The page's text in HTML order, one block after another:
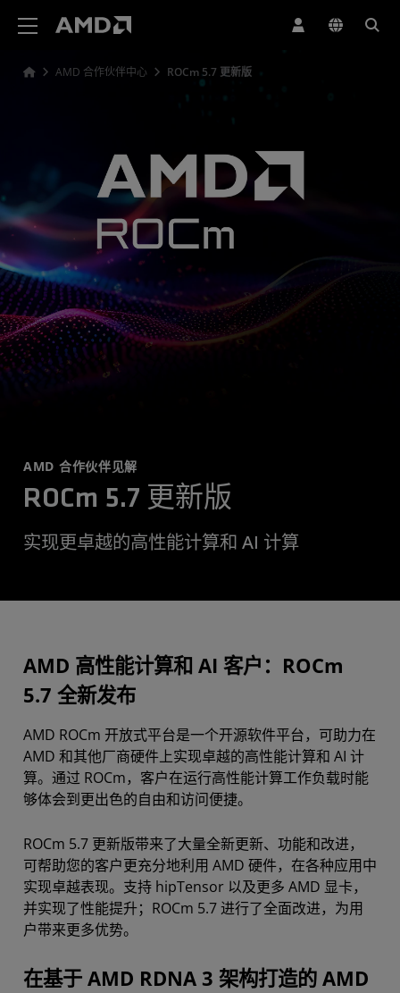
AMD 合作伙伴中心 ROCm 5.7 更新版
AMD 合作伙伴见解
ROCm 5.7 更新版
实现更卓越的高性能计算和 AI 计算
AMD 高性能计算和 AI 客户：ROCm
5.7 全新发布
AMD ROCm 开放式平台是一个开源软件平台，可助力在
AMD 和其他厂商硬件上实现卓越的高性能计算和 AI 计
算。通过 ROCm，客户在运行高性能计算工作负载时能
够体会到更出色的自由和访问便捷。
ROCm 5.7 更新版带来了大量全新更新、功能和改进，
可帮助您的客户更充分地利用 AMD 硬件，在各种应用中
实现卓越表现。支持 hipTensor 以及更多 AMD 显卡，
并实现了性能提升；ROCm 5.7 进行了全面改进，为用
户带来更多优势。
在基于 AMD RDNA 3 架构打造的 AMD